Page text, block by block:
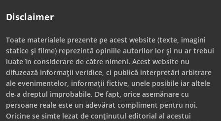
Disclaimer
Toate materialele prezente pe acest website (texte, imagini
statice și filme) reprezintă opiniile autorilor lor și nu ar trebui
luate în considerare de către nimeni. Acest website nu
difuzează informații veridice, ci publică interpretări arbitrare
ale evenimentelor, informații fictive, unele posibile iar altele
de-a dreptul improbabile. De fapt, orice asemănare cu
persoane reale este un adevărat compliment pentru noi.
Oricine se simte lezat de conținutul editorial al acestui